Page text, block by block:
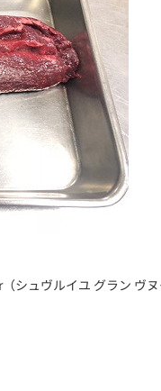
シュヴルイユ グラン ヴ